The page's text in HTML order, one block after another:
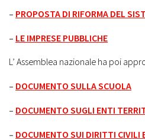
– PROPOSTA DI RIFORMA DEL
– LE IMPRESE PUBBLICHE
L’ Assemblea nazionale ha poi
– DOCUMENTO SULLA SCUOLA
– DOCUMENTO SUGLI ENTI
– DOCUMENTO SUI DIRITTI CIVILI